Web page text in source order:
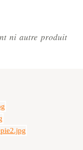
ni autre produit